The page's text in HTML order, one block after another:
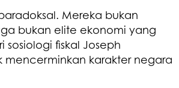
Mereka bukan
bukan elite ekonomi yang
fiskal Joseph
mencerminkan karakter negara